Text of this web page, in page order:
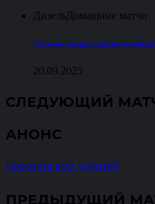
ДизельДомашние матчи
«Дизель» одержал крупную
20.09.2025
СЛЕДУЮЩИЙ
АНОНС
Просмотр всех событий
ПРЕДЫДУЩИЙ